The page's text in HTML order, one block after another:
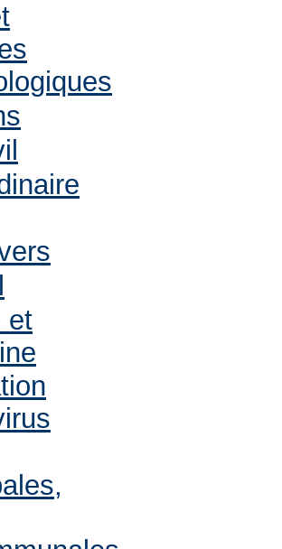
et